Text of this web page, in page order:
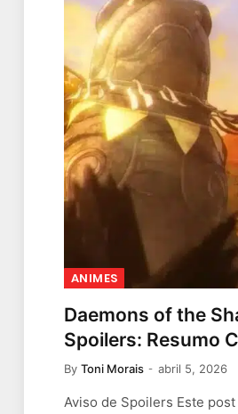
ANIMES
Daemons of the
Spoilers: Resumo
By Toni Morais abril 5, 2026
Aviso de Spoilers Este